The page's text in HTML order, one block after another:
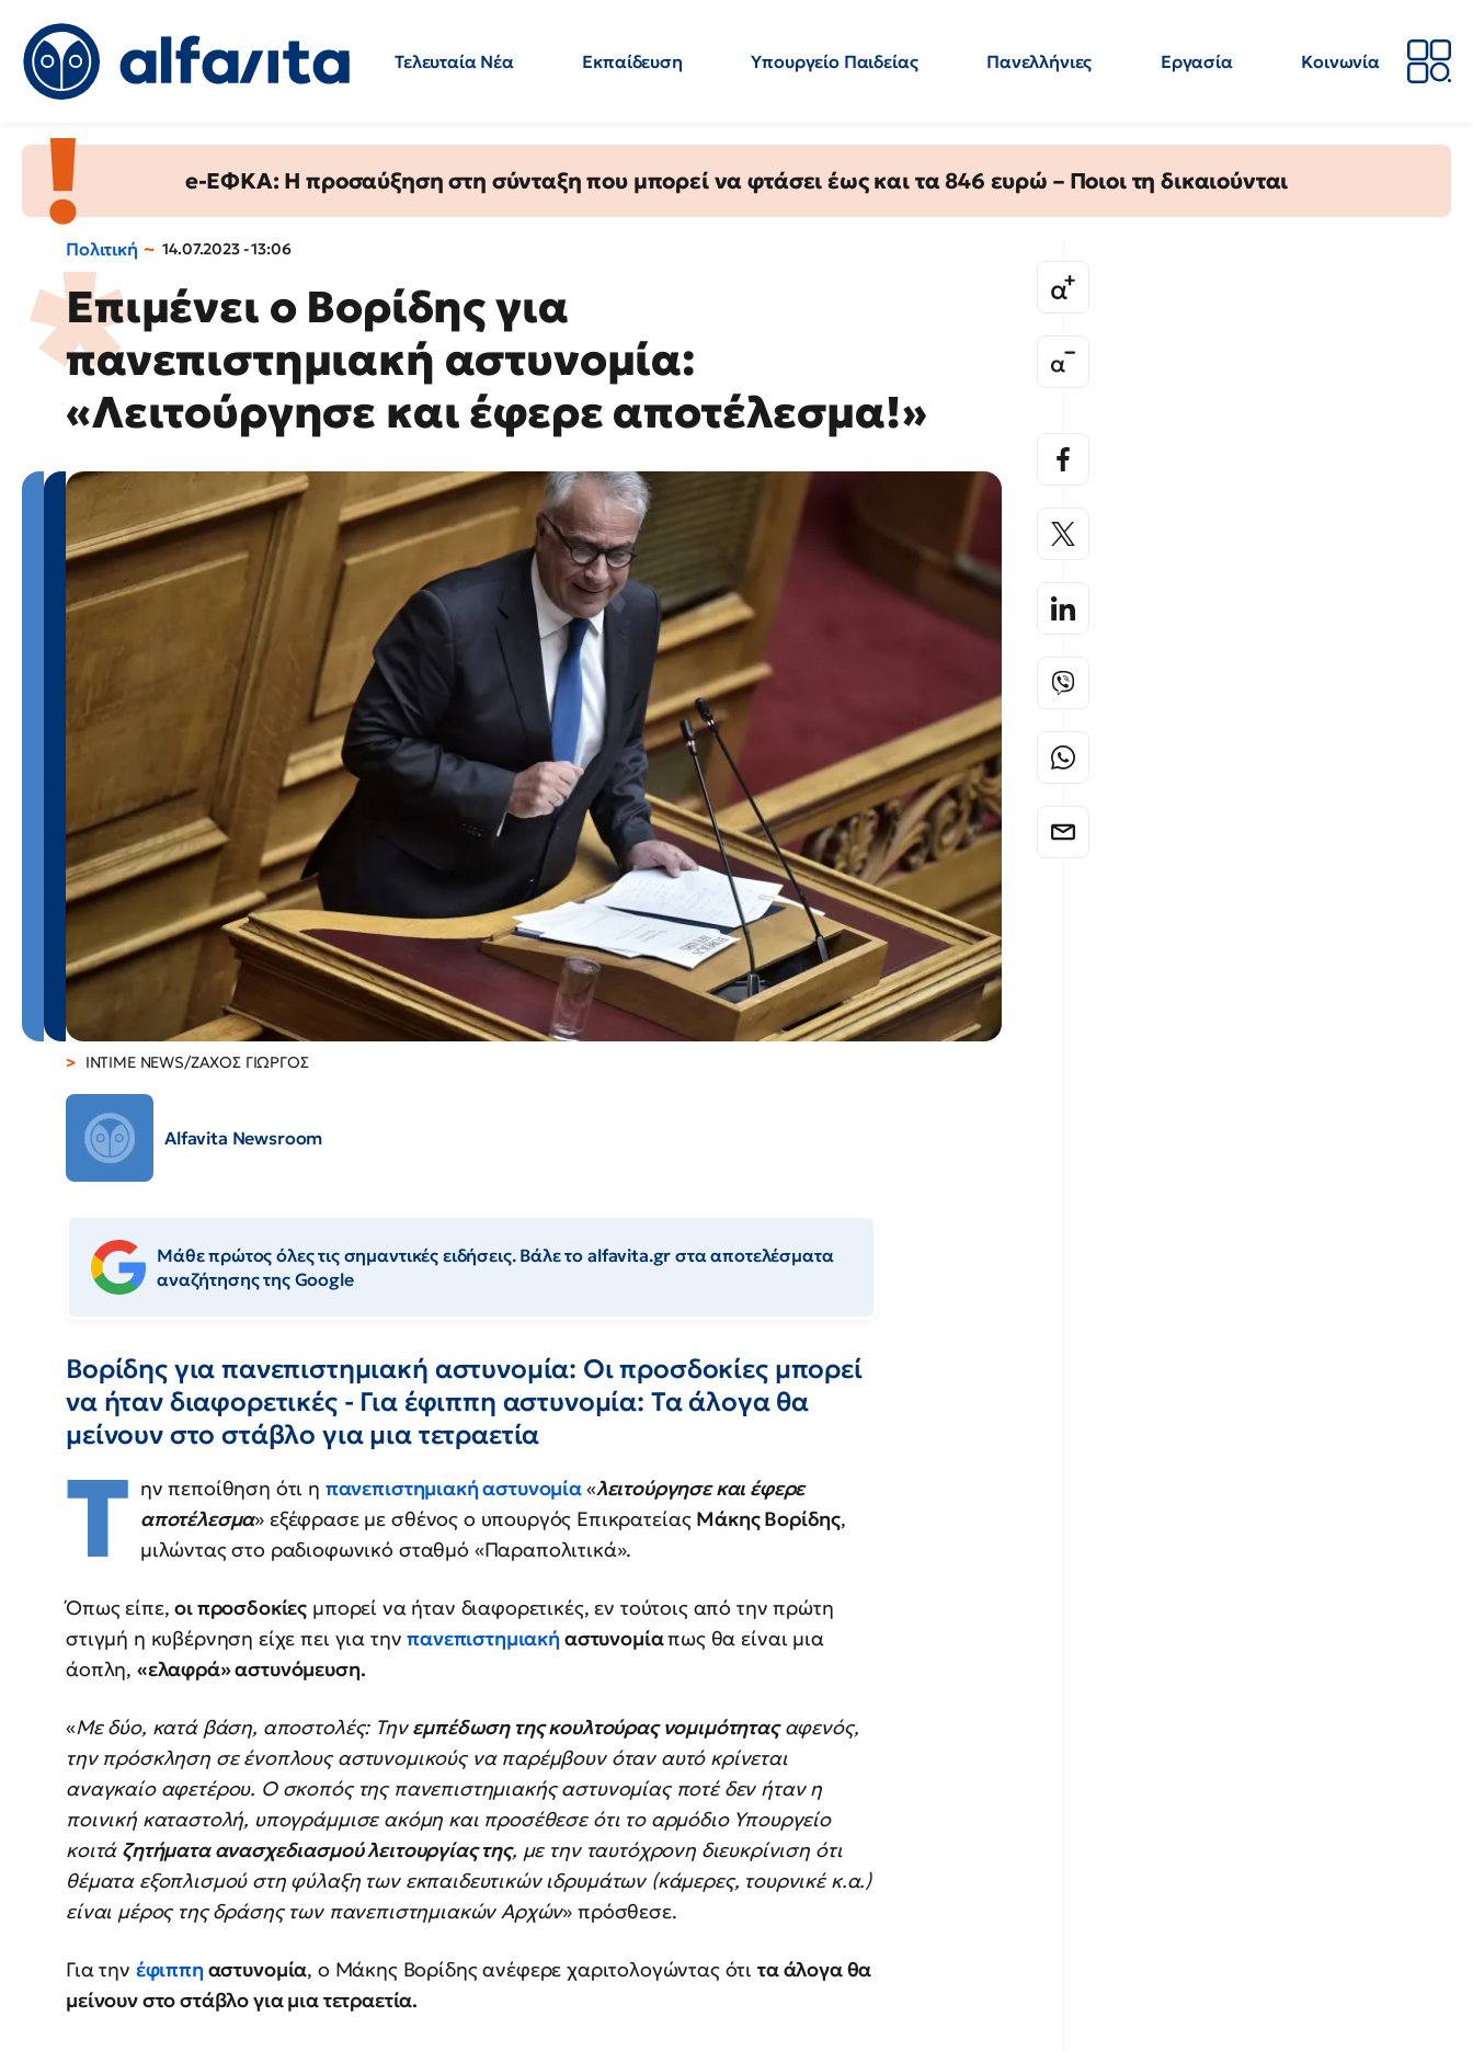
Τελευταία Νέα Εκπαίδευση Υπουργείο Παιδείας Πανελλήνιες Εργασία
Κοινωνία
e-ΕΦΚΑ: Η προσαύξηση στη σύνταξη που μπορεί να φτάσει έως και τα 846 ευρώ – Ποιοι τη δικαιούνται
Πολιτική 14.07.2023 - 13:06
Επιμένει ο Βορίδης για
πανεπιστημιακή αστυνομία:
«Λειτούργησε και έφερε αποτέλεσμα!»
INTIME NEWS/ΖΑΧΟΣ ΓΙΩΡΓΟΣ
Alfavita Newsroom
Μάθε πρώτος όλες τις σημαντικές ειδήσεις. Βάλε το alfavita.gr στα αποτελέσματα
αναζήτησης της Google
Βορίδης για πανεπιστημιακή αστυνομία: Οι προσδοκίες μπορεί
να ήταν διαφορετικές - Για έφιππη αστυνομία: Τα άλογα θα
μείνουν στο στάβλο για μια τετραετία
Τ ην πεποίθηση ότι η πανεπιστημιακή αστυνομία«λειτούργησε και έφερε
αποτέλεσμα» εξέφρασε με σθένος ο υπουργός Επικρατείας Μάκης Βορίδης,
μιλώντας στο ραδιοφωνικό σταθμό «Παραπολιτικά».
Όπως είπε,οι προσδοκίες μπορεί να ήταν διαφορετικές, εν τούτοις από την πρώτη
στιγμή η κυβέρνηση είχε πει για τηνπανεπιστημιακή αστυνομίαπως θα είναι μια
άοπλη, «ελαφρά» αστυνόμευση.
«Με δύο, κατά βάση, αποστολές: Τηνεμπέδωση της κουλτούρας νομιμότηταςαφενός,
την πρόσκληση σε ένοπλους αστυνομικούς να παρέμβουν όταν αυτό κρίνεται
αναγκαίο αφετέρου. Ο σκοπός της πανεπιστημιακής αστυνομίας ποτέ δεν ήταν η
ποινική καταστολή, υπογράμμισε ακόμη και προσέθεσε ότι το αρμόδιο Υπουργείο
κοιτά ζητήματα ανασχεδιασμού λειτουργίας της, με την ταυτόχρονη διευκρίνιση ότι
θέματα εξοπλισμού στη φύλαξη των εκπαιδευτικών ιδρυμάτων (κάμερες, τουρνικέ κ.α.)
είναι μέρος της δράσης των πανεπιστημιακών Αρχών» πρόσθεσε.
Για την έφιππη αστυνομία, ο Μάκης Βορίδης ανέφερε χαριτολογώντας ότι τα άλογα θα
μείνουν στο στάβλο για μια τετραετία.